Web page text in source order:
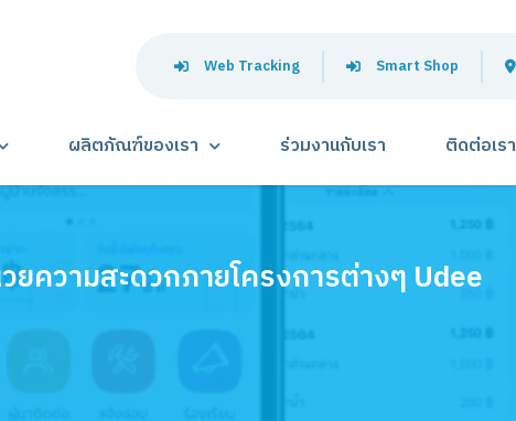
Web Tracking Smart Shop
ผลิตภัณฑ์ของเรา ร่วมงานกับเรา ติดต่อเรา
ยความสะดวกภายโครงการต่างๆ Udee